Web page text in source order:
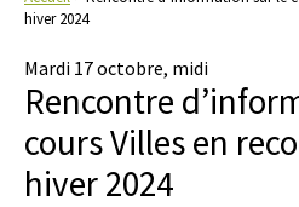
hiver 2024
Mardi 17 octobre, midi
Rencontre
cours Villes en
hiver 2024